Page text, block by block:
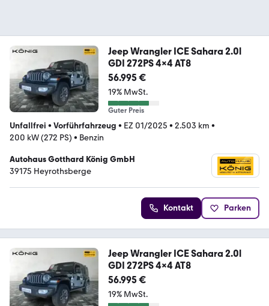
Jeep Wrangler ICE Sahara 2.0l
GDI 272PS 4x4 AT8
56.995 €
19% MwSt.
Guter Preis
Unfallfrei • Vorführfahrzeug • EZ 01/2025 • 2.503 km •
200 kW (272 PS) • Benzin
Autohaus Gotthard König GmbH
39175 Heyrothsberge
Kontakt Parken
Jeep Wrangler ICE Sahara 2.0l
GDI 272PS 4x4 AT8
56.995 €
19% MwSt.